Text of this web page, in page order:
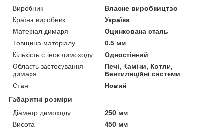
Виробник
Власне виробництво
Країна виробник
Україна
Матеріал димаря
Оцинкована сталь
Товщина матеріалу
0.5 мм
Кількість стінок димоходу
Одностінний
Область застосування
димаря
Печі, Каміни, Котли,
Вентиляційні системи
Стан
Новий
Габаритні розміри
Діаметр димоходу
250 мм
Висота
450 мм